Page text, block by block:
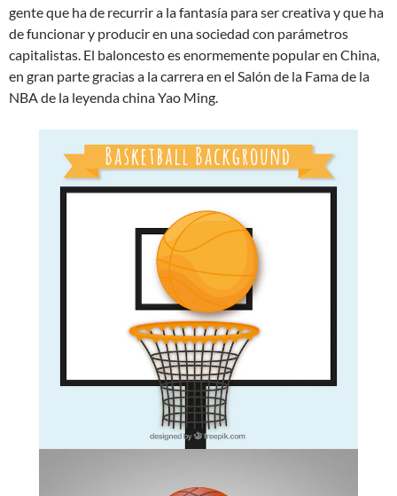
gente que ha de recurrir a la fantasía para ser creativa y que ha
de funcionar y producir en una sociedad con parámetros
capitalistas. El baloncesto es enormemente popular en China,
en gran parte gracias a la carrera en el Salón de la Fama de la
NBA de la leyenda china Yao Ming.